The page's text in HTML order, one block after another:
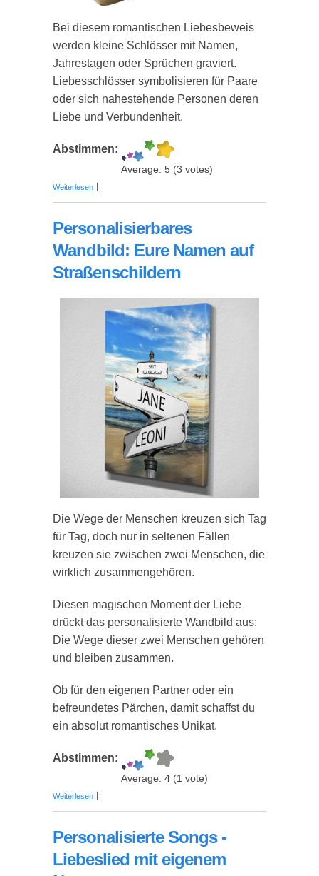
Bei diesem romantischen Liebesbeweis
werden kleine Schlösser mit Namen,
Jahrestagen oder Sprüchen graviert.
Liebesschlösser symbolisieren für Paare
oder sich nahestehende Personen deren
Liebe und Verbundenheit.
Abstimmen:
Average: 5 (3 votes)
Weiterlesen über Liebesschlösser mit Gravur – einzigartig,
Personalisierbares
Wandbild: Eure Namen auf
Straßenschildern
Die Wege der Menschen kreuzen sich Tag
für Tag, doch nur in seltenen Fällen
kreuzen sie zwischen zwei Menschen, die
wirklich zusammengehören.
Diesen magischen Moment der Liebe
drückt das personalisierte Wandbild aus:
Die Wege dieser zwei Menschen gehören
und bleiben zusammen.
Ob für den eigenen Partner oder ein
befreundetes Pärchen, damit schaffst du
ein absolut romantisches Unikat.
Abstimmen:
Average: 4 (1 vote)
Weiterlesen über Personalisierbares Wandbild: Eure Namen
Personalisierte Songs -
Liebeslied mit eigenem